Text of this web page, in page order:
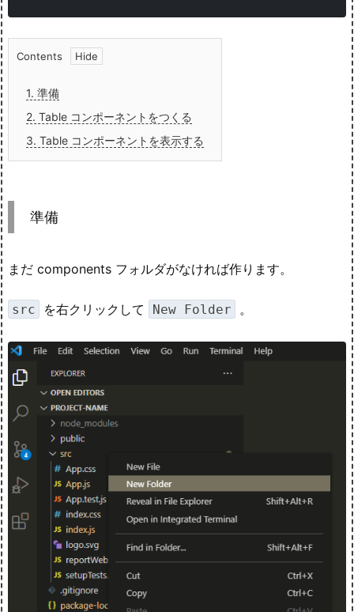
Contents
1. 準備
2. Table コンポーネントをつくる
3. Table コンポーネントを表示する
準備
まだ components フォルダがなければ作ります。
src を右クリックして New Folder 。